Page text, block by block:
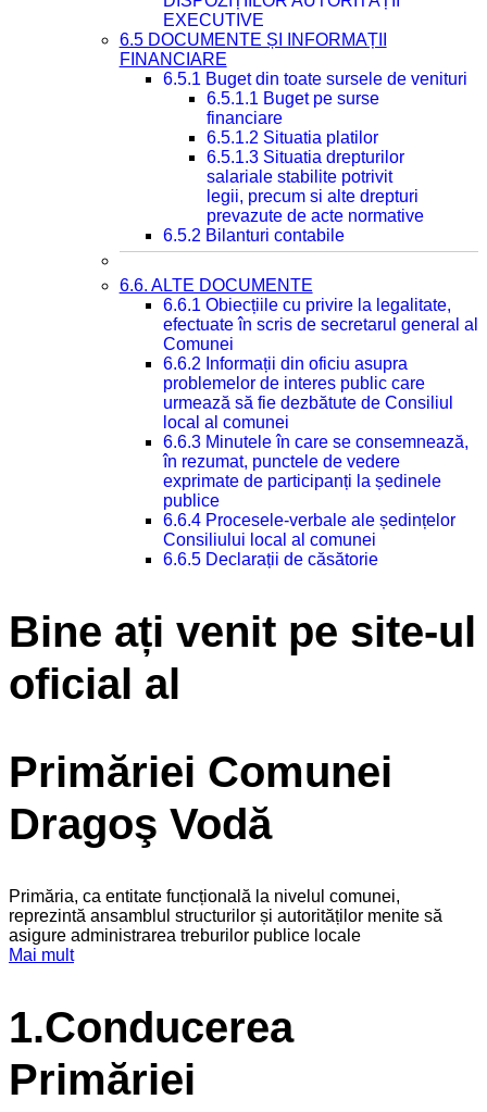
EXECUTIVE
6.5 DOCUMENTE ȘI INFORMAȚII
FINANCIARE
6.5.1 Buget din toate sursele de venituri
6.5.1.1 Buget pe surse
financiare
6.5.1.2 Situatia platilor
6.5.1.3 Situatia drepturilor
salariale stabilite potrivit
legii, precum si alte drepturi
prevazute de acte normative
6.5.2 Bilanturi contabile
6.6. ALTE DOCUMENTE
6.6.1 Obiecțiile cu privire la legalitate,
efectuate în scris de secretarul general al
Comunei
6.6.2 Informații din oficiu asupra
problemelor de interes public care
urmează să fie dezbătute de Consiliul
local al comunei
6.6.3 Minutele în care se consemnează,
în rezumat, punctele de vedere
exprimate de participanți la ședinele
publice
6.6.4 Procesele-verbale ale ședințelor
Consiliului local al comunei
6.6.5 Declarații de căsătorie
Bine ați venit pe site-ul
oficial al
Primăriei Comunei
Dragoş Vodă
Primăria, ca entitate funcțională la nivelul comunei,
reprezintă ansamblul structurilor și autorităților menite să
asigure administrarea treburilor publice locale
Mai mult
1.Conducerea
Primăriei